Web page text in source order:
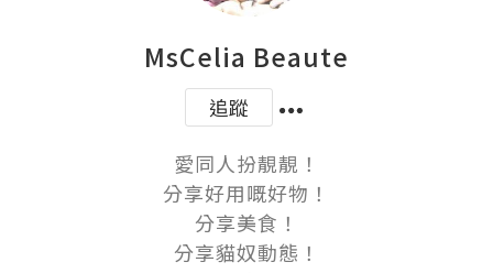
MsCelia Beaute
追蹤
愛同人扮靚靚！
分享好用嘅好物！
分享美食！
分享貓奴動態！